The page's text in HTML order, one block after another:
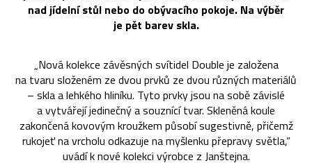
nad jídelní stůl nebo do obývacího pokoje. Na výběr
je pět barev skla.
„Nová kolekce závěsných svítidel Double je založena
na tvaru složeném ze dvou prvků ze dvou různých materiálů
– skla a lehkého hliníku. Tyto prvky jsou na sobě závislé
a vytvářejí jedinečný a souznící tvar. Skleněná koule
zakončená kovovým kroužkem působí sugestivně, přičemž
rukojeť na vrcholu odkazuje na myšlenku přepravy světla,“
uvádí k nové kolekci výrobce z Janštejna.